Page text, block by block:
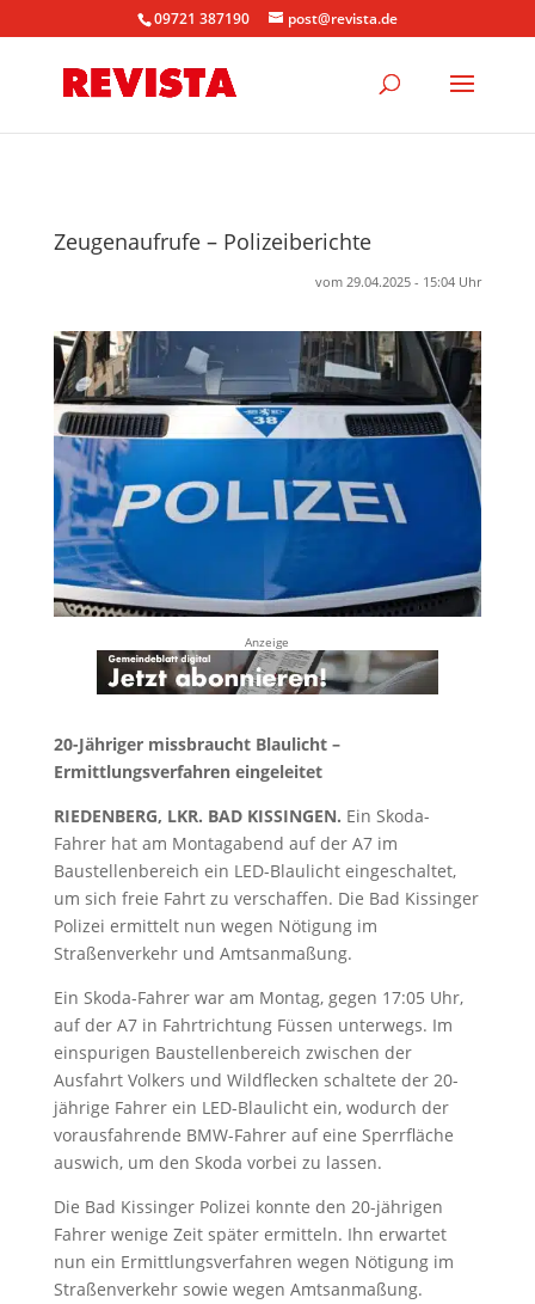
09721 387190 post@revista.de
Zeugenaufrufe – Polizeiberichte
vom 29.04.2025 - 15:04 Uhr
Anzeige
20-Jähriger missbraucht Blaulicht –
Ermittlungsverfahren eingeleitet
RIEDENBERG, LKR. BAD KISSINGEN. Ein Skoda-
Fahrer hat am Montagabend auf der A7 im
Baustellenbereich ein LED-Blaulicht eingeschaltet,
um sich freie Fahrt zu verschaffen. Die Bad Kissinger
Polizei ermittelt nun wegen Nötigung im
Straßenverkehr und Amtsanmaßung.
Ein Skoda-Fahrer war am Montag, gegen 17:05 Uhr,
auf der A7 in Fahrtrichtung Füssen unterwegs. Im
einspurigen Baustellenbereich zwischen der
Ausfahrt Volkers und Wildflecken schaltete der 20-
jährige Fahrer ein LED-Blaulicht ein, wodurch der
vorausfahrende BMW-Fahrer auf eine Sperrfläche
auswich, um den Skoda vorbei zu lassen.
Die Bad Kissinger Polizei konnte den 20-jährigen
Fahrer wenige Zeit später ermitteln. Ihn erwartet
nun ein Ermittlungsverfahren wegen Nötigung im
Straßenverkehr sowie wegen Amtsanmaßung.